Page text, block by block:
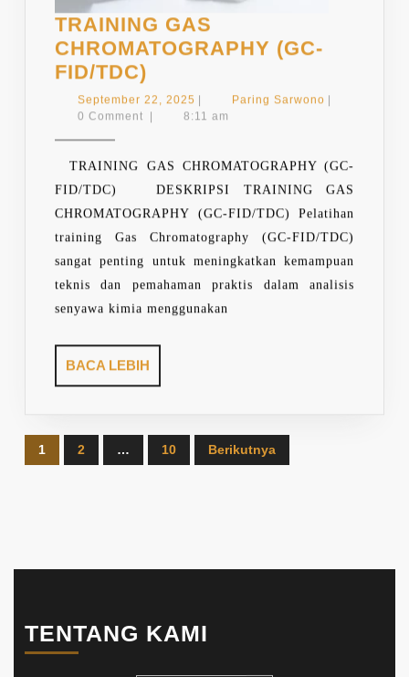
TRAINING GAS
CHROMATOGRAPHY (GC-
FID/TDC)
GAS
CHROMATOGRAPHY
FID/TDC)
September 22, 2025 September
22,
| Paring SarwonoParing
|
0 Comment
| 8:11 am
TRAINING GAS CHROMATOGRAPHY (GC-
FID/TDC) DESKRIPSI TRAINING GAS
CHROMATOGRAPHY (GC-FID/TDC) Pelatihan
training Gas Chromatography (GC-FID/TDC)
sangat penting untuk meningkatkan kemampuan
teknis dan pemahaman praktis dalam analisis
senyawa kimia menggunakan
BACA LEBIH
LEBIH
Paginasi
pos
1 2 … 10 Berikutnya
TENTANG KAMI